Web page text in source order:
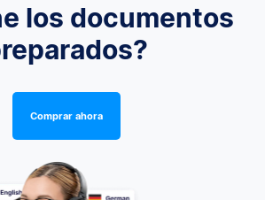
los documentos
Comprar ahora